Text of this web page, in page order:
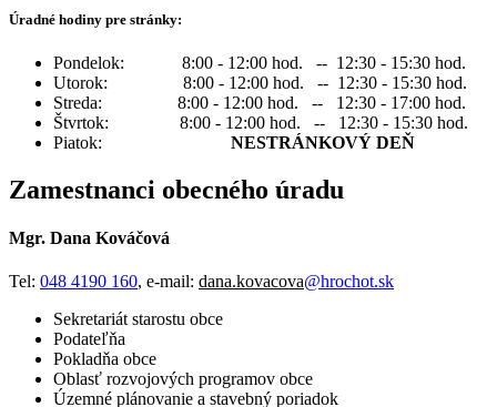
Úradné hodiny pre stránky:
Pondelok: 8:00 - 12:00 hod. -- 12:30 - 15:30 hod.
Utorok: 8:00 - 12:00 hod. -- 12:30 - 15:30 hod.
Streda: 8:00 - 12:00 hod. -- 12:30 - 17:00 hod.
Štvrtok: 8:00 - 12:00 hod. -- 12:30 - 15:30 hod.
Piatok: NESTRÁNKOVÝ DEŇ
Zamestnanci obecného úradu
Mgr. Dana Kováčová
Tel: 048 4190 160, e-mail: dana.kovacova@hrochot.sk
Sekretariát starostu obce
Podateľňa
Pokladňa obce
Oblasť rozvojových programov obce
Územné plánovanie a stavebný poriadok